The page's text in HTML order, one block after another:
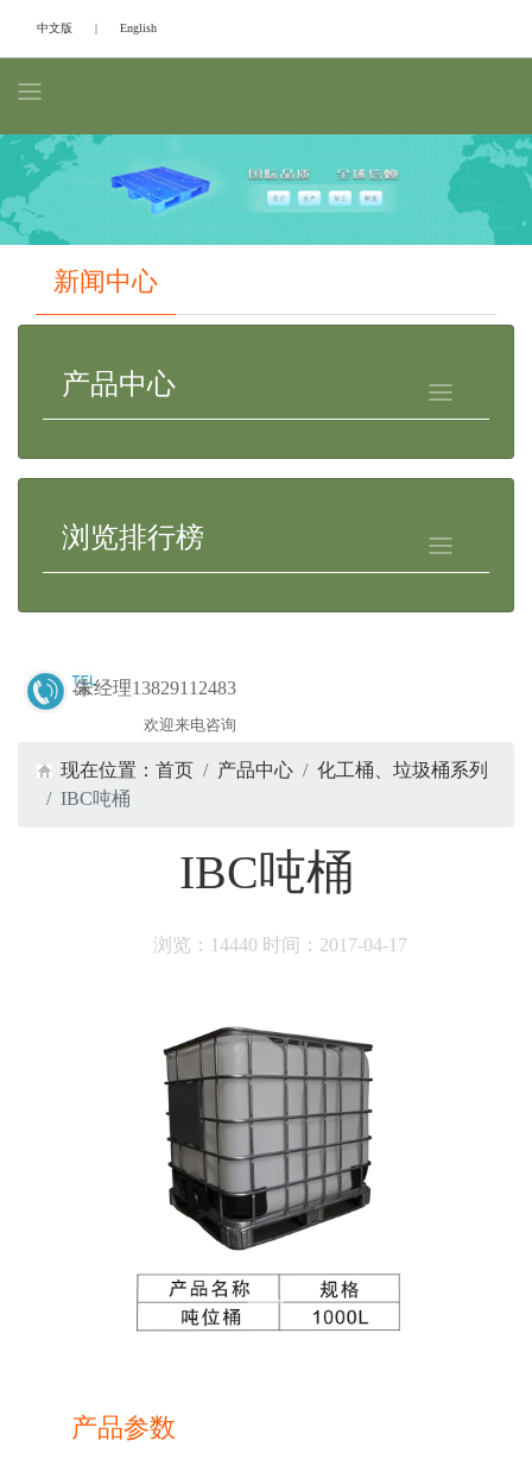
中文版 | English
新闻中心
产品中心
浏览排行榜
朱经理13829112483
欢迎来电咨询
现在位置： 首页 产品中心
化工桶、垃圾桶系列
IBC吨桶
IBC吨桶
浏览： 14440 时间： 2017-04-17
产品参数